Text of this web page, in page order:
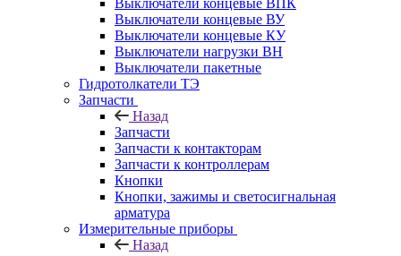
Выключатели концевые ВУ
Выключатели концевые КУ
Выключатели нагрузки ВН
Выключатели пакетные
Гидротолкатели ТЭ
Запчасти
Назад
Запчасти
Запчасти к контакторам
Запчасти к контроллерам
Кнопки
Кнопки, зажимы и светосигнальная
арматура
Измерительные приборы
Назад